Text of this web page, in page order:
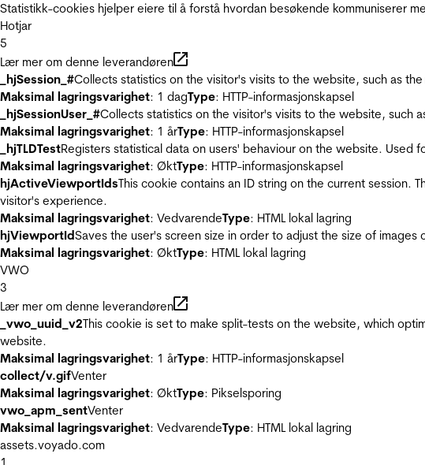
Statistikk-cookies hjelper eiere til å forstå hvordan besøkende kommuniserer
Hotjar
5
Lær mer om denne leverandøren
_hjSession_#Collects statistics on the visitor's visits to the website, such as
Maksimal lagringsvarighet: 1 dagType: HTTP-informasjonskapsel
_hjSessionUser_#Collects statistics on the visitor's visits to the website, such
Maksimal lagringsvarighet: 1 årType: HTTP-informasjonskapsel
_hjTLDTestRegisters statistical data on users' behaviour on the website. Used
Maksimal lagringsvarighet: ØktType: HTTP-informasjonskapsel
hjActiveViewportIdsThis cookie contains an ID string on the current session.
visitor's experience.
Maksimal lagringsvarighet: VedvarendeType: HTML lokal lagring
hjViewportIdSaves the user's screen size in order to adjust the size of images
Maksimal lagringsvarighet: ØktType: HTML lokal lagring
VWO
3
Lær mer om denne leverandøren
_vwo_uuid_v2This cookie is set to make split-tests on the website, which
website.
Maksimal lagringsvarighet: 1 årType: HTTP-informasjonskapsel
collect/v.gifVenter
Maksimal lagringsvarighet: ØktType: Pikselsporing
vwo_apm_sentVenter
Maksimal lagringsvarighet: VedvarendeType: HTML lokal lagring
assets.voyado.com